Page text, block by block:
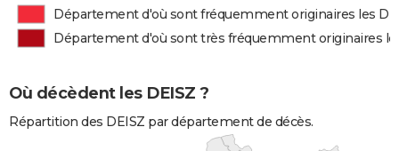
Département d'où sont fréquemment originaires les
Département d'où sont très fréquemment originaires
Où décèdent les DEISZ ?
Répartition des DEISZ par département de décès.